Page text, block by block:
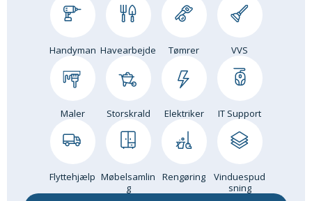
Handyman Havearbejde Tømrer VVS
Maler Storskrald Elektriker IT Support
Flyttehjælp Møbelsamlin
g
Rengøring
Vinduespud
sning